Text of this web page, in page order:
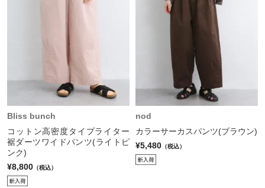
Bliss bunch
コットン高密度タイプライター
裾ダーツワイドパンツ(ライトピ
ンク)
¥8,800 （税込）
nod
カラーサーカスパンツ(ブラウン)
¥5,480 （税込）